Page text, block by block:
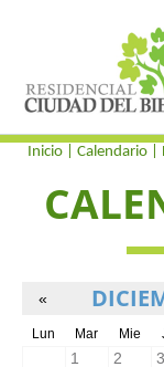
Inicio | Calendario |